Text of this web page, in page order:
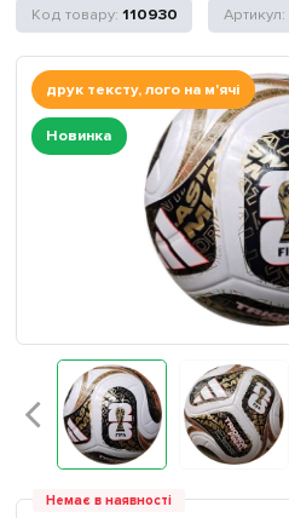
110930
друк тексту, лого на м'ячі
Новинка
Немає в наявності